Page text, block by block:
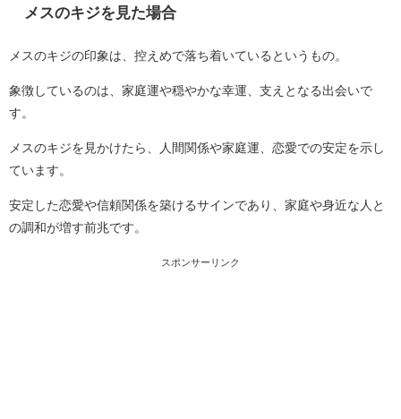
メスのキジを見た場合
メスのキジの印象は、控えめで落ち着いているというもの。
象徴しているのは、家庭運や穏やかな幸運、支えとなる出会いで
す。
メスのキジを見かけたら、人間関係や家庭運、恋愛での安定を示し
ています。
安定した恋愛や信頼関係を築けるサインであり、家庭や身近な人と
の調和が増す前兆です。
スポンサーリンク